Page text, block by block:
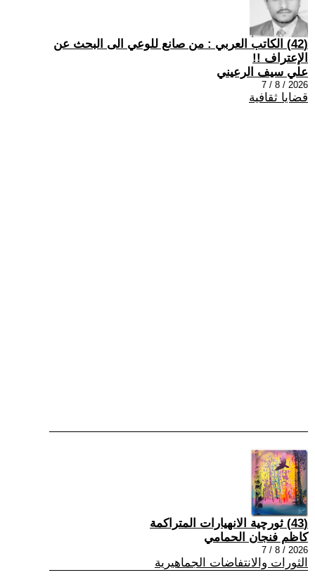
(42) الكاتب العربي : من صانع للوعي الى البحث عن
الإعتراف !!
علي سيف الرعيني
2026 / 8 / 7
قضايا ثقافية
(43) ثورچية الانهيارات المتراكمة
كاظم فنجان الحمامي
2026 / 8 / 7
الثورات والانتفاضات الجماهيرية